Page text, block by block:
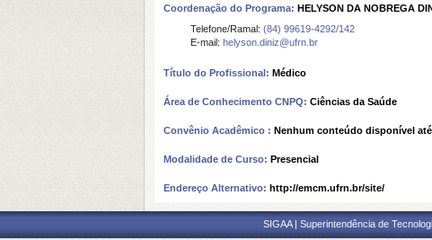
Coordenação do Programa: HELYSON DA NOBREGA
Telefone/Ramal: (84) 99619-4292/142
E-mail: helyson.diniz@ufrn.br
Título do Profissional: Médico
Área de Conhecimento CNPQ: Ciências da Saúde
Convênio Acadêmico : Nenhum conteúdo disponível
Modalidade de Curso: Presencial
Endereço Alternativo: http://emcm.ufrn.br/site/
SIGAA | Superintendência de